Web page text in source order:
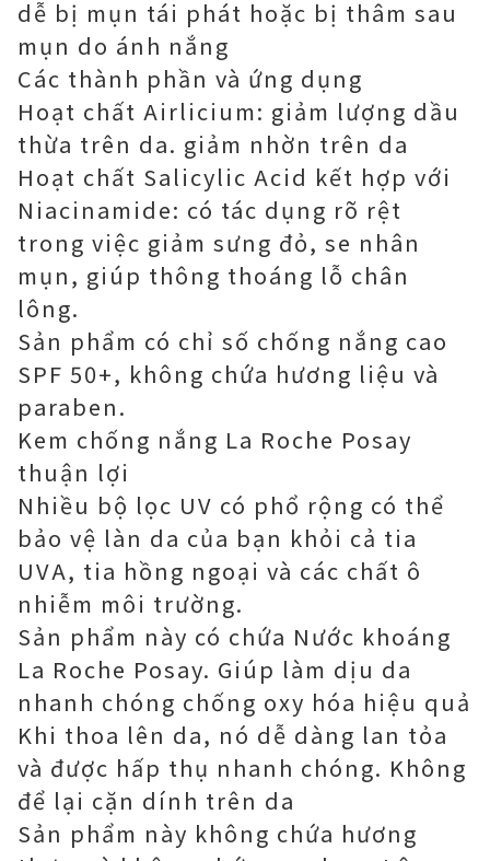
dễ bị mụn tái phát hoặc bị thâm sau
mụn do ánh nắng
Các thành phần và ứng dụng
Hoạt chất Airlicium: giảm lượng dầu
thừa trên da. giảm nhờn trên da
Hoạt chất Salicylic Acid kết hợp với
Niacinamide: có tác dụng rõ rệt
trong việc giảm sưng đỏ, se nhân
mụn, giúp thông thoáng lỗ chân
lông.
Sản phẩm có chỉ số chống nắng cao
SPF 50+, không chứa hương liệu và
paraben.
Kem chống nắng La Roche Posay
thuận lợi
Nhiều bộ lọc UV có phổ rộng có thể
bảo vệ làn da của bạn khỏi cả tia
UVA, tia hồng ngoại và các chất ô
nhiễm môi trường.
Sản phẩm này có chứa Nước khoáng
La Roche Posay. Giúp làm dịu da
nhanh chóng chống oxy hóa hiệu quả
Khi thoa lên da, nó dễ dàng lan tỏa
và được hấp thụ nhanh chóng. Không
để lại cặn dính trên da
Sản phẩm này không chứa hương